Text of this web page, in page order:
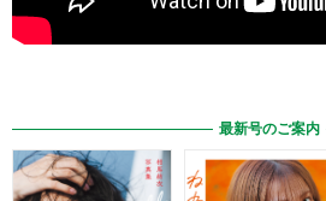
最新号のご案内